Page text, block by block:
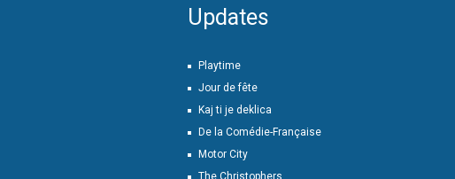
Updates
Playtime
Jour de fête
Kaj ti je deklica
De la Comédie-Française
Motor City
The Christophers